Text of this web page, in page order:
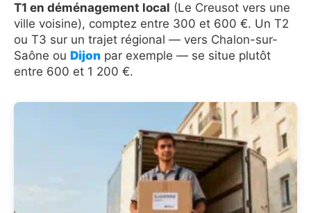
T1 en déménagement local (Le Creusot vers une
ville voisine), comptez entre 300 et 600 €. Un T2
ou T3 sur un trajet régional — vers Chalon-sur-
Saône ou Dijon par exemple — se situe plutôt
entre 600 et 1 200 €.